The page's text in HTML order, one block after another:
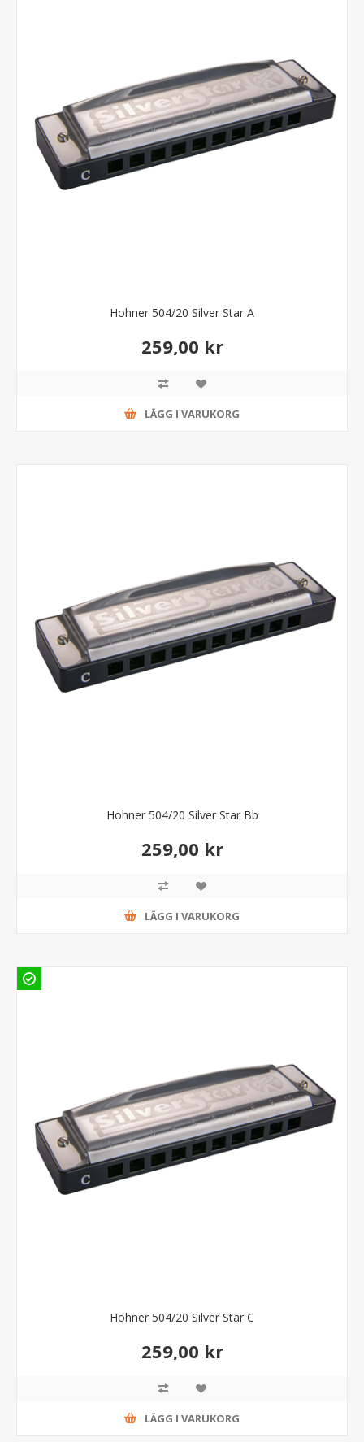
Hohner 504/20 Silver Star A
259,00 kr
LÄGG I VARUKORG
Hohner 504/20 Silver Star Bb
259,00 kr
LÄGG I VARUKORG
Hohner 504/20 Silver Star C
259,00 kr
LÄGG I VARUKORG